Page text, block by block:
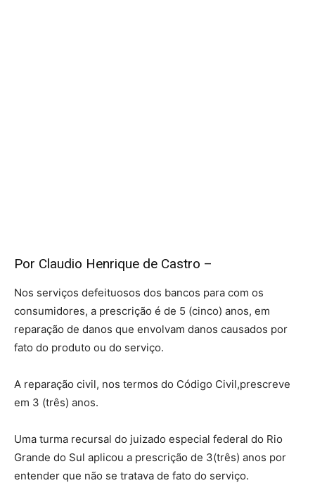
Por Claudio Henrique de Castro –
Nos serviços defeituosos dos bancos para com os
consumidores, a prescrição é de 5 (cinco) anos, em
reparação de danos que envolvam danos causados por
fato do produto ou do serviço.
A reparação civil, nos termos do Código Civil,prescreve
em 3 (três) anos.
Uma turma recursal do juizado especial federal do Rio
Grande do Sul aplicou a prescrição de 3(três) anos por
entender que não se tratava de fato do serviço.